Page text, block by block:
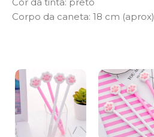
Corpo da caneta: 18 cm (aprox)